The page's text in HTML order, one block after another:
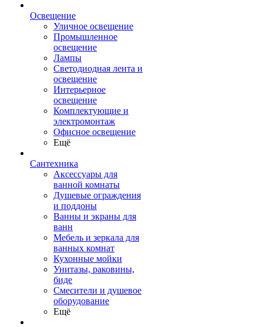
Освещение
Уличное освещение
Промышленное
освещение
Лампы
Светодиодная лента и
освещение
Интерьерное
освещение
Комплектующие и
электромонтаж
Офисное освещение
Ещё
Сантехника
Аксессуары для
ванной комнаты
Душевые ограждения
и поддоны
Ванны и экраны для
ванн
Мебель и зеркала для
ванных комнат
Кухонные мойки
Унитазы, раковины,
биде
Смесители и душевое
оборудование
Ещё